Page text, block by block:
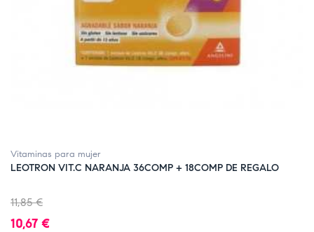
Vitaminas para mujer
LEOTRON VIT.C NARANJA 36COMP + 18COMP DE REGALO
Precio
regular
11,85 €
Precio
10,67 €